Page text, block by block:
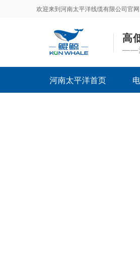
欢迎来到河南太平洋线缆有限公司官
高
——
河南太平洋首页